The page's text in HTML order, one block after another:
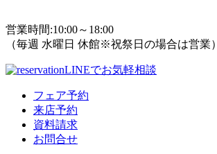
営業時間:10:00～18:00
（毎週 水曜日 休館※祝祭日の場合は営業）
LINEでお気軽相談
フェア予約
来店予約
資料請求
お問合せ